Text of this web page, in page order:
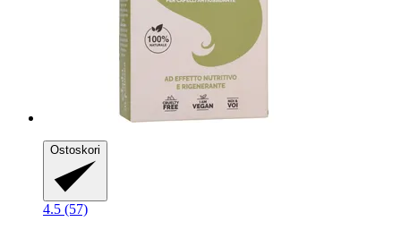
Ostoskori
4.5 (57)